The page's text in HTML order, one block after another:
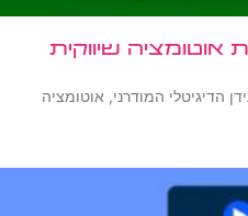
שיווקית
הדיגיטלי המודרני, אוטומציה